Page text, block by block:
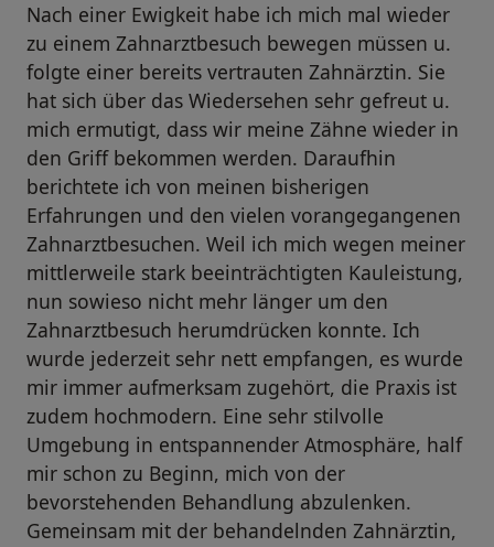
Nach einer Ewigkeit habe ich mich mal wieder
zu einem Zahnarztbesuch bewegen müssen u.
folgte einer bereits vertrauten Zahnärztin. Sie
hat sich über das Wiedersehen sehr gefreut u.
mich ermutigt, dass wir meine Zähne wieder in
den Griff bekommen werden. Daraufhin
berichtete ich von meinen bisherigen
Erfahrungen und den vielen vorangegangenen
Zahnarztbesuchen. Weil ich mich wegen meiner
mittlerweile stark beeinträchtigten Kauleistung,
nun sowieso nicht mehr länger um den
Zahnarztbesuch herumdrücken konnte. Ich
wurde jederzeit sehr nett empfangen, es wurde
mir immer aufmerksam zugehört, die Praxis ist
zudem hochmodern. Eine sehr stilvolle
Umgebung in entspannender Atmosphäre, half
mir schon zu Beginn, mich von der
bevorstehenden Behandlung abzulenken.
Gemeinsam mit der behandelnden Zahnärztin,